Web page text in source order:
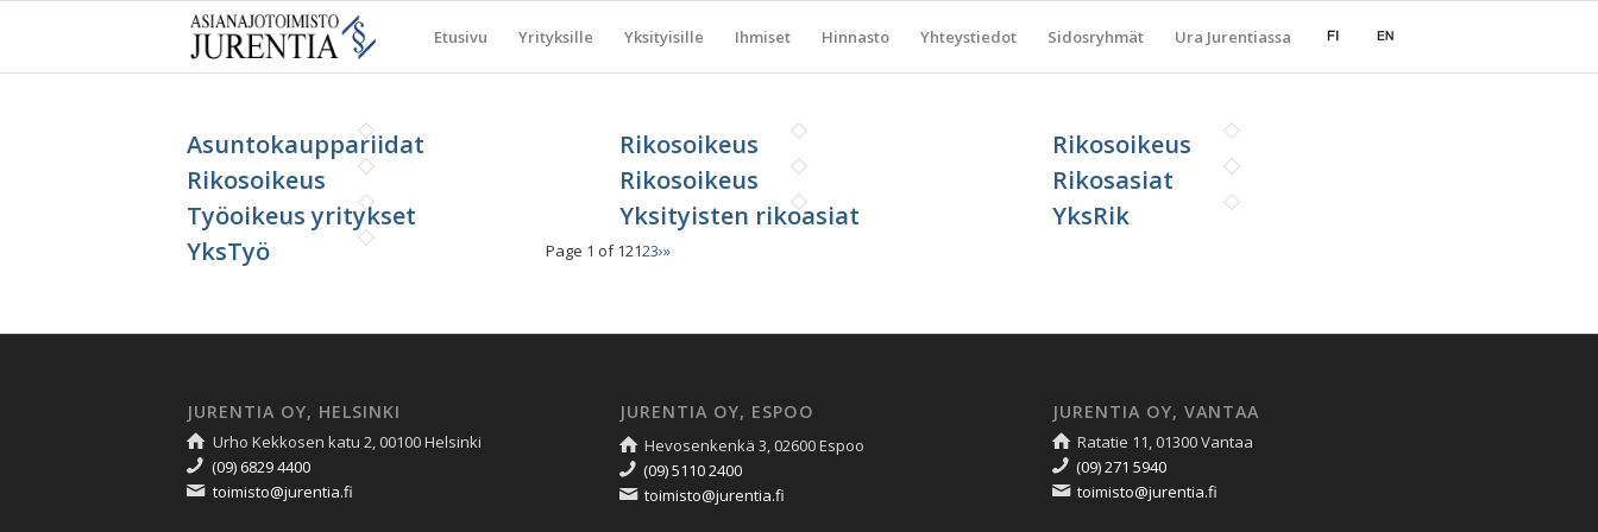
Etusivu Yrityksille Yksityisille Ihmiset Hinnasto Yhteystiedot Sidosryhmät Ura Jurentiassa
Asuntokauppariidat Rikosoikeus
Rikosoikeus
Rikosoikeus
Rikosoikeus
Rikosasiat
Työoikeus yritykset
Yksityisten rikoasiat
YksRik
YksTyö
Page 1 of 12123›»
JURENTIA OY, HELSINKI
Urho Kekkosen katu 2, 00100 Helsinki
(09) 6829 4400
toimisto@jurentia.fi
JURENTIA OY, ESPOO
Hevosenkenkä 3, 02600 Espoo
(09) 5110 2400
toimisto@jurentia.fi
JURENTIA OY, VANTAA
Ratatie 11, 01300 Vantaa
(09) 271 5940
toimisto@jurentia.fi